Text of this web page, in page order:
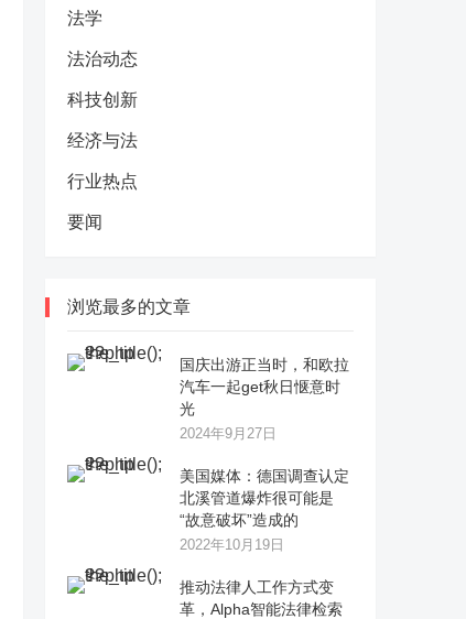
法学
法治动态
科技创新
经济与法
行业热点
要闻
浏览最多的文章
国庆出游正当时，和欧拉
汽车一起get秋日惬意时
光
2024年9月27日
美国媒体：德国调查认定
北溪管道爆炸很可能是
“故意破坏”造成的
2022年10月19日
推动法律人工作方式变
革，Alpha智能法律检索